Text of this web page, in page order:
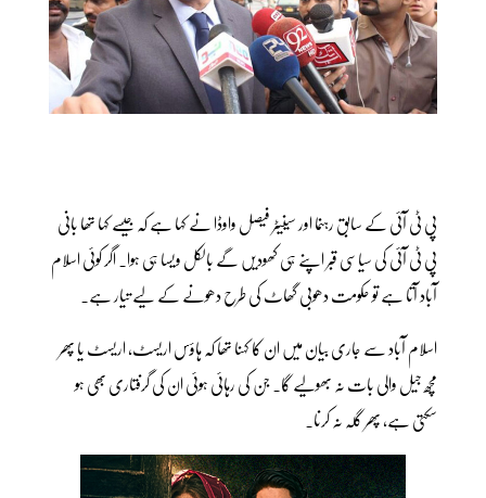
پی ٹی آئی کے سابق رہنما اور سینیٹر فیصل واوڈا نے کہا ہے کہ جیسے کہا تھا بانی
پی ٹی آئی کی سیاسی قبر اپنے ہی کھودیں گے بالکل ویسا ہی ہوا۔ اگر کوئی اسلام
آباد آتا ہے تو حکومت دھوبی گھاٹ کی طرح دھونے کے لیے تیار ہے۔
اسلام آباد سے جاری بیان میں ان کا کہنا تھا کہ ہاؤس اریسٹ، اریسٹ یا پھر
مچھ جیل والی بات نہ بھولیے گا۔ جن کی رہائی ہوئی ان کی گرفتاری بھی ہو
سکتی ہے، پھر گلہ نہ کرنا۔